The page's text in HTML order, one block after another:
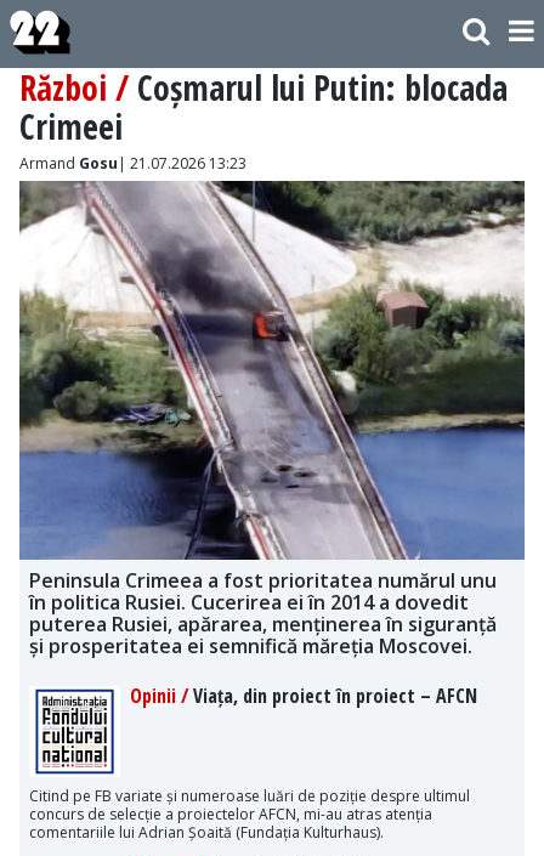
Război / Coșmarul lui Putin: blocada
Crimeei
Armand Gosu | 21.07.2026 13:23
Peninsula Crimeea a fost prioritatea numărul unu
în politica Rusiei. Cucerirea ei în 2014 a dovedit
puterea Rusiei, apărarea, menținerea în siguranță
și prosperitatea ei semnifică măreția Moscovei.
Opinii /Viața, din proiect în proiect – AFCN
Citind pe FB variate și numeroase luări de poziție despre ultimul
concurs de selecție a proiectelor AFCN, mi-au atras atenția
comentariile lui Adrian Șoaită (Fundația Kulturhaus).